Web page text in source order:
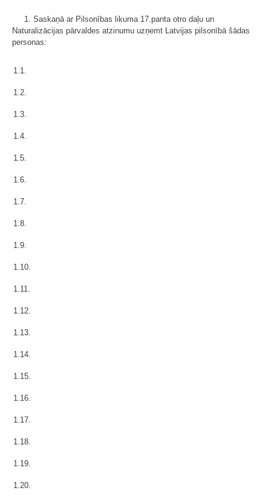
1. Saskaņā ar Pilsonības likuma 17.panta otro daļu un
Naturalizācijas pārvaldes atzinumu uzņemt Latvijas pilsonībā šādas
personas:
1.1.
1.2.
1.3.
1.4.
1.5.
1.6.
1.7.
1.8.
1.9.
1.10.
1.11.
1.12.
1.13.
1.14.
1.15.
1.16.
1.17.
1.18.
1.19.
1.20.